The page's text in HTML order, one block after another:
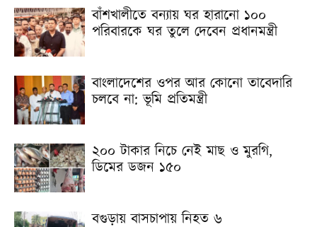
বাঁশখালীতে বন্যায় ঘর হারানো ১০০
পরিবারকে ঘর তুলে দেবেন প্রধানমন্ত্রী
বাংলাদেশের ওপর আর কোনো তাবেদারি
চলবে না: ভূমি প্রতিমন্ত্রী
২০০ টাকার নিচে নেই মাছ ও মুরগি,
ডিমের ডজন ১৫০
বগুড়ায় বাসচাপায় নিহত ৬